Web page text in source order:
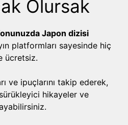
Olursak
Japon dizisi
platformları sayesinde hiç
ücretsiz.
ve ipuçlarını takip ederek,
hikayeler ve